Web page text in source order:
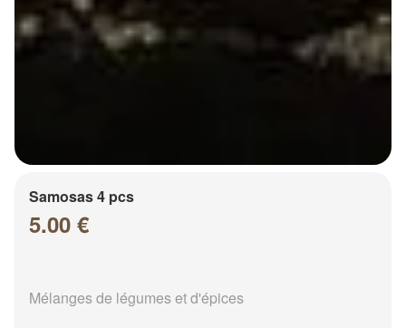
Samosas 4 pcs
5.00 €
Mélanges de légumes et d'épices